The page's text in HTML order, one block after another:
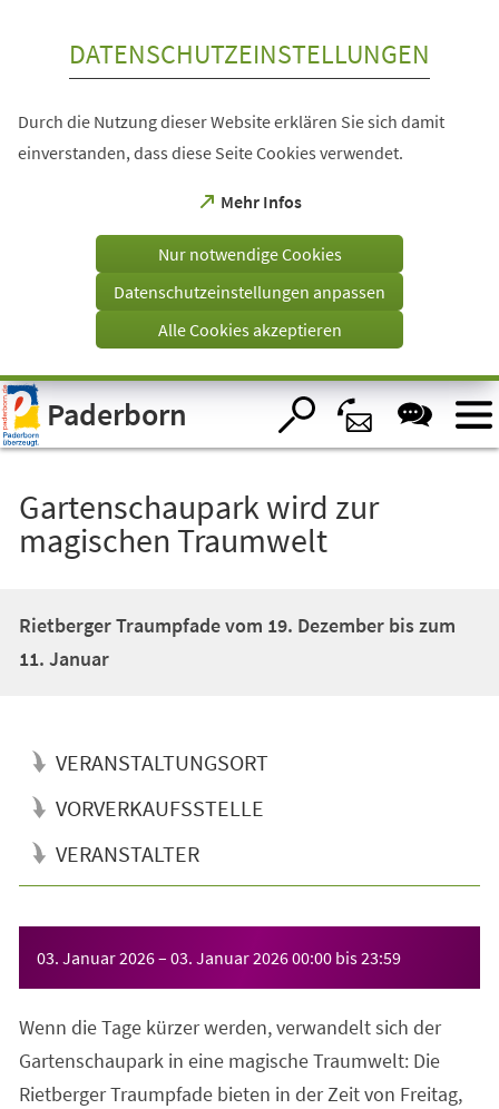
Visuelle
Assistenzsoftware
öffnen.
DATENSCHUTZEINSTELLUNGEN
Durch die Nutzung dieser Website erklären Sie sich damit
einverstanden, dass diese Seite Cookies verwendet.
Mehr Infos
(Öffnet
einem
Tab)
Nur notwendige Cookies
Datenschutzeinstellungen anpassen
Alle Cookies akzeptieren
Paderborn
Gartenschaupark wird zur
magischen Traumwelt
Rietberger Traumpfade vom 19. Dezember bis zum
11. Januar
VERANSTALTUNGSORT
VORVERKAUFSSTELLE
VERANSTALTER
03. Januar 2026– 03. Januar 202600:00 bis23:59
Wenn die Tage kürzer werden, verwandelt sich der
Gartenschaupark in eine magische Traumwelt: Die
Rietberger Traumpfade bieten in der Zeit von Freitag,